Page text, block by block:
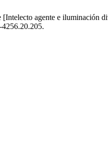
agente e iluminación